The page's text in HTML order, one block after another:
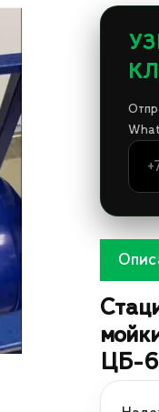
ЦБ-